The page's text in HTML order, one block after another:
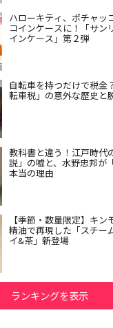
ハローキティ、ポチャッ
コインケースに！「サン
インケース」第２弾
自転車を持つだけで税金
転車税」の意外な歴史と
教科書と違う！江戸時代
説」の嘘と、水野忠邦が
本当の理由
【季節・数量限定】キ
精油で再現した「スチー
イ&茶」新登場
ランキングを表示